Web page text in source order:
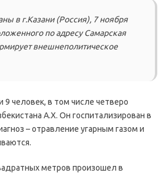
в г.Казани (Россия), 7 ноября
по адресу Самарская
внешнеполитическое
человек, в том числе четверо
А.Х. Он госпитализирован в
– отравление угарным газом и
метров произошел в